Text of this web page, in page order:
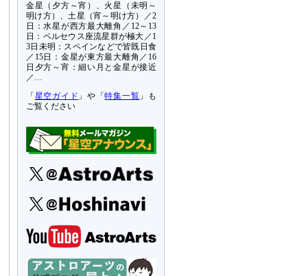
金星（夕方～宵）、火星（未明～
明け方）、土星（宵～明け方）／2
日：水星が西方最大離角／12～13
日：ペルセウス座流星群が極大／1
3日未明：スペインなどで皆既日食
／15日：金星が東方最大離角／16
日夕方～宵：細い月と金星が接近
／…
「 星空ガイド 」や「特集一覧 」も
ご覧ください